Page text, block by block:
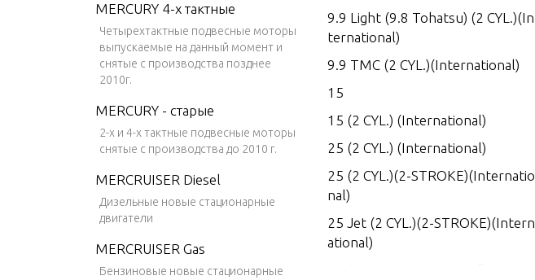
MERCURY 4-х тактные
Четырехтактные подвесные моторы
выпускаемые на данный момент и
снятые с производства позднее
2010г.
MERCURY - старые
2-х и 4-х тактные подвесные моторы
снятые с производства до 2010 г.
MERCRUISER Diesel
Дизельные новые стационарные
двигатели
MERCRUISER Gas
Бензиновые новые стационарные
9.9 Light (9.8 Tohatsu) (2 CYL.)(In
ternational)
9.9 TMC (2 CYL.)(International)
15
15 (2 CYL.) (International)
25 (2 CYL.) (International)
25 (2 CYL.)(2-STROKE)(Internatio
nal)
25 Jet (2 CYL.)(2-STROKE)(Intern
ational)
30 (2 CYL.) (International)